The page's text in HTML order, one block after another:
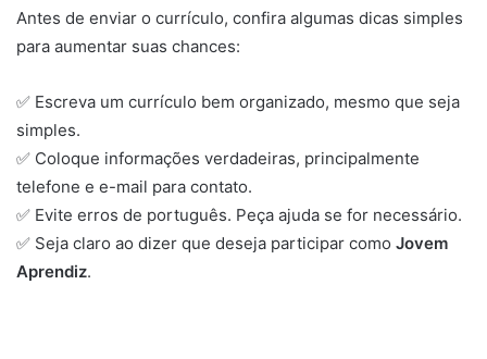
Antes de enviar o currículo, confira algumas dicas simples
para aumentar suas chances:
✅ Escreva um currículo bem organizado, mesmo que seja
simples.
✅ Coloque informações verdadeiras, principalmente
telefone e e-mail para contato.
✅ Evite erros de português. Peça ajuda se for necessário.
✅ Seja claro ao dizer que deseja participar como Jovem
Aprendiz.